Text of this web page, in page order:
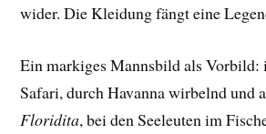
wider. Die Kleidung fängt eine
Ein markiges Mannsbild als
Safari, durch Havanna wirbelnd und
Floridita, bei den Seeleuten im